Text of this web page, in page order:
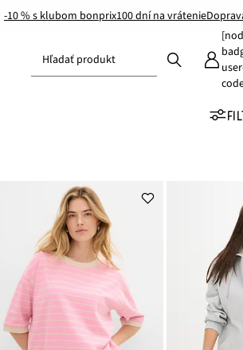
-10 % s klubom bonprix100 dní na vrátenie
Hľadať produkt